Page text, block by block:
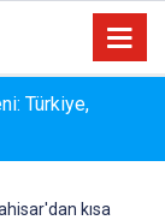
TEMİZLİK
kısa